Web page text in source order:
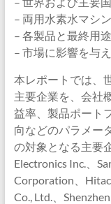
– 両用水素水マシ
– 各製品と最終用
– 市場に影響を与
本レポートでは、
主要企業を、会社
益率、製品ポート
向などのパラメー
の対象となる主要
Electronics Inc.、
Corporation、
Co., Ltd.、